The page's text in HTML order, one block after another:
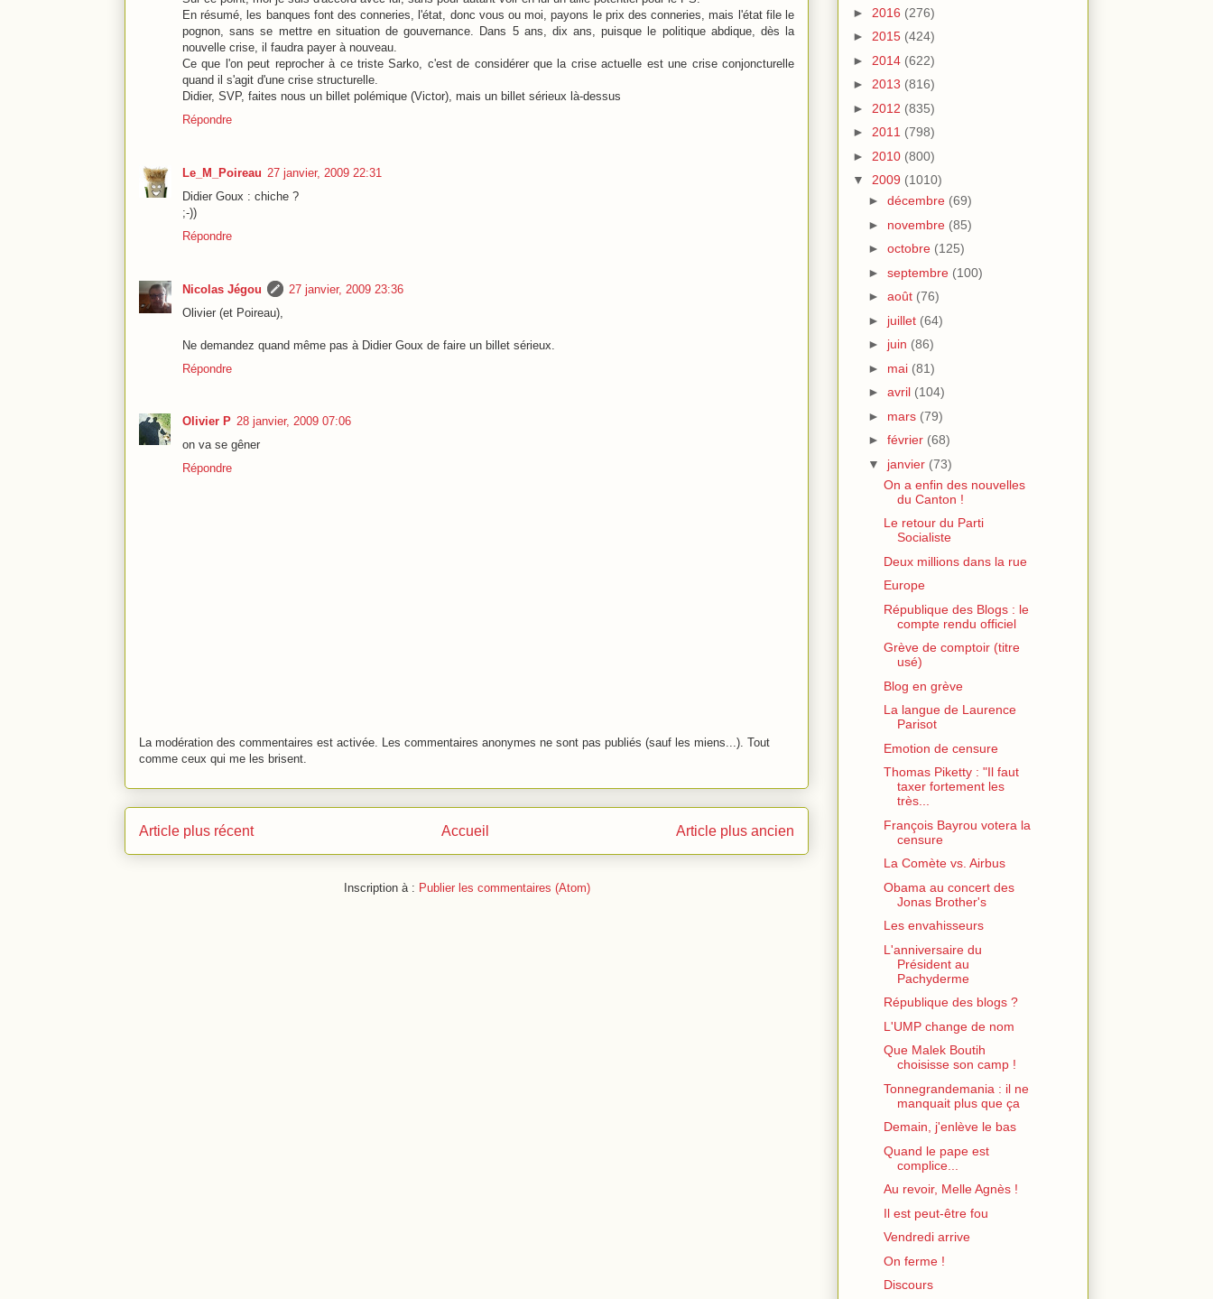
En résumé, les banques font des conneries, l'état, donc vous ou moi, payons le prix des conneries, mais l'état file le
pognon, sans se mettre en situation de gouvernance. Dans 5 ans, dix ans, puisque le politique abdique, dès la
nouvelle crise, il faudra payer à nouveau.
Ce que l'on peut reprocher à ce triste Sarko, c'est de considérer que la crise actuelle est une crise conjoncturelle
quand il s'agit d'une crise structurelle.
Didier, SVP, faites nous un billet polémique (Victor), mais un billet sérieux là-dessus
Répondre
Le_M_Poireau 27 janvier, 2009 22:31
Didier Goux : chiche ?
;-))
Répondre
Nicolas Jégou
27 janvier, 2009 23:36
Olivier (et Poireau),
Ne demandez quand même pas à Didier Goux de faire un billet sérieux.
Répondre
Olivier P 28 janvier, 2009 07:06
on va se gêner
Répondre
La modération des commentaires est activée. Les commentaires anonymes ne sont pas publiés (sauf les miens...). Tout
comme ceux qui me les brisent.
Article plus récent Article plus ancien
Accueil
Inscription à : Publier les commentaires (Atom)
► 2016 (276)
► 2015 (424)
► 2014 (622)
► 2013 (816)
► 2012 (835)
► 2011 (798)
► 2010 (800)
▼ 2009 (1010)
► décembre (69)
► novembre (85)
► octobre (125)
► septembre (100)
► août (76)
► juillet (64)
► juin (86)
► mai (81)
► avril (104)
► mars (79)
► février (68)
▼ janvier (73)
On a enfin des nouvelles
du Canton !
Le retour du Parti
Socialiste
Deux millions dans la rue
Europe
République des Blogs : le
compte rendu officiel
Grève de comptoir (titre
usé)
Blog en grève
La langue de Laurence
Parisot
Emotion de censure
Thomas Piketty : "Il faut
taxer fortement les
très...
François Bayrou votera la
censure
La Comète vs. Airbus
Obama au concert des
Jonas Brother's
Les envahisseurs
L'anniversaire du
Président au
Pachyderme
République des blogs ?
L'UMP change de nom
Que Malek Boutih
choisisse son camp !
Tonnegrandemania : il ne
manquait plus que ça
Demain, j'enlève le bas
Quand le pape est
complice...
Au revoir, Melle Agnès !
Il est peut-être fou
Vendredi arrive
On ferme !
Discours